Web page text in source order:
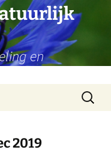
en
Zoeken
naar:
2019